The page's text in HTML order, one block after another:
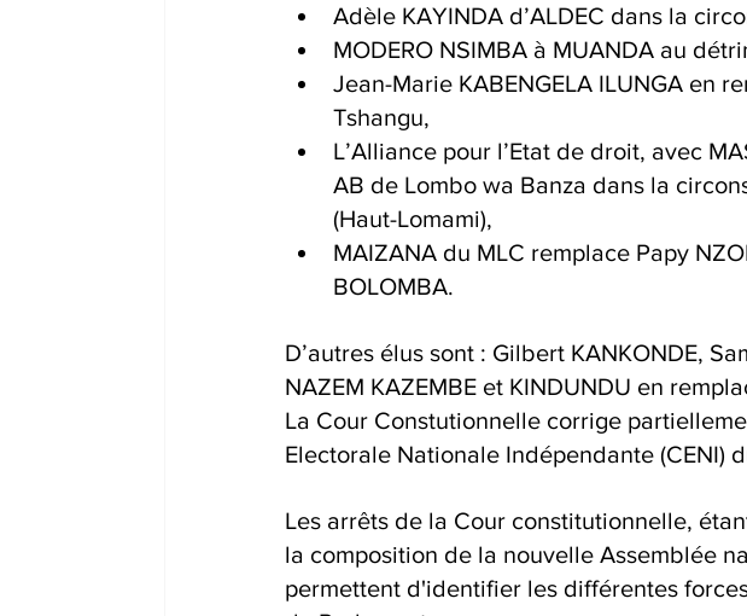
Adèle KAYINDA d’ALDEC dans la
MODERO NSIMBA à MUANDA au
Jean-Marie KABENGELA ILUNGA en
Tshangu,
L’Alliance pour l’Etat de droit, avec
AB de Lombo wa Banza dans la
(Haut-Lomami),
MAIZANA du MLC remplace Papy
BOLOMBA.
D’autres élus sont : Gilbert KANKONDE,
NAZEM KAZEMBE et KINDUNDU en
La Cour Constutionnelle corrige
Electorale Nationale Indépendante (CENI)
Les arrêts de la Cour constitutionnelle,
la composition de la nouvelle Assemblée
permettent d'identifier les différentes